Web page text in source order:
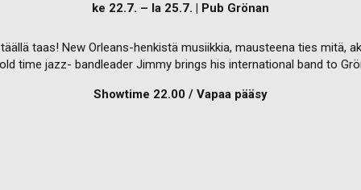
ke 22.7. – la 25.7. | Pub Grönan
taas! New Orleans-henkistä musiikkia, mausteena ties mitä,
time jazz- bandleader Jimmy brings his international band to
Showtime 22.00 / Vapaa pääsy